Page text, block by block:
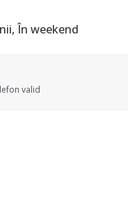
În weekend
valid